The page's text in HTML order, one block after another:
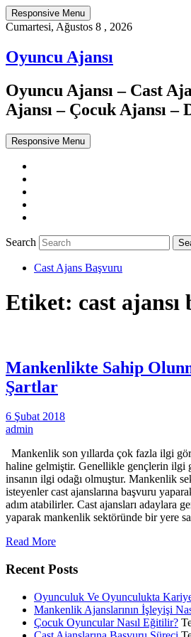
Responsive Menu
Cumartesi, Ağustos 8 , 2026
Oyuncu Ajansı
Oyuncu Ajansı – Cast
Ajansı – Çocuk Ajansı –
Responsive Menu
Search
Cast Ajans Başvuru
Etiket: cast ajansı
Mankenlikte Sahip
Şartlar
6 Şubat 2018
admin
Mankenlik son yıllarda çok fazla ilgi
haline gelmiştir. Genellikle gençlerin ilgi
insanın ilgi odağı olmuştur. Mankenlik
isteyenler cast ajanslarına başvuru
adım atabilirler. Cast ajansları adaylara
yaparak mankenlik sektöründe bir yere
Read More
Recent Posts
Oyunculuk Ve Oyunculukta
Mankenlik Ajanslarının İşleyişi
Çocuk Oyuncular Nasıl Eğitilir?